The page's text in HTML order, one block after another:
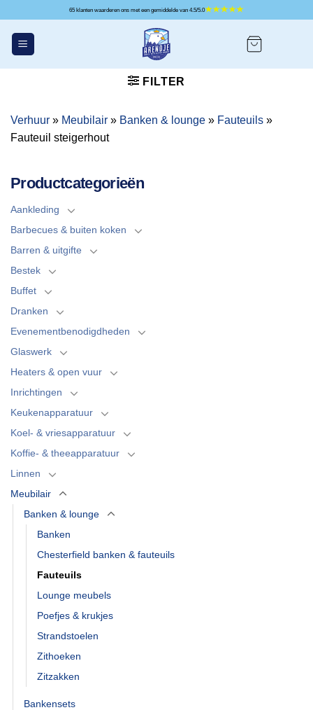
inhoud
65 klanten waarderen ons met een gemiddelde van 4.5/5.0
FILTER
Verhuur » Meubilair » Banken & lounge » Fauteuils »
Fauteuil steigerhout
Productcategorieën
Aankleding
Barbecues & buiten koken
Barren & uitgifte
Bestek
Buffet
Dranken
Evenementbenodigdheden
Glaswerk
Heaters & open vuur
Inrichtingen
Keukenapparatuur
Koel- & vriesapparatuur
Koffie- & theeapparatuur
Linnen
Meubilair
Banken & lounge
Banken
Chesterfield banken & fauteuils
Fauteuils
Lounge meubels
Poefjes & krukjes
Strandstoelen
Zithoeken
Zitzakken
Bankensets